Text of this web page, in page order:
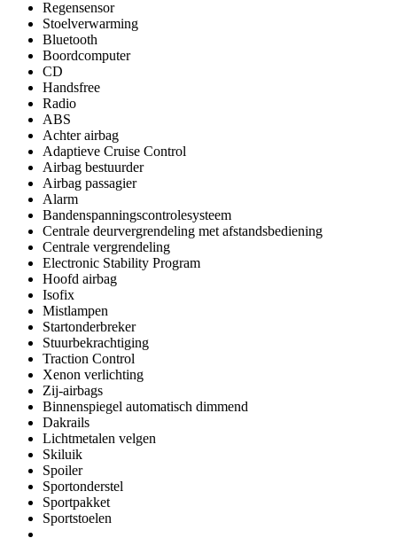
Regensensor
Stoelverwarming
Bluetooth
Boordcomputer
CD
Handsfree
Radio
ABS
Achter airbag
Adaptieve Cruise Control
Airbag bestuurder
Airbag passagier
Alarm
Bandenspanningscontrolesysteem
Centrale deurvergrendeling met afstandsbediening
Centrale vergrendeling
Electronic Stability Program
Hoofd airbag
Isofix
Mistlampen
Startonderbreker
Stuurbekrachtiging
Traction Control
Xenon verlichting
Zij-airbags
Binnenspiegel automatisch dimmend
Dakrails
Lichtmetalen velgen
Skiluik
Spoiler
Sportonderstel
Sportpakket
Sportstoelen